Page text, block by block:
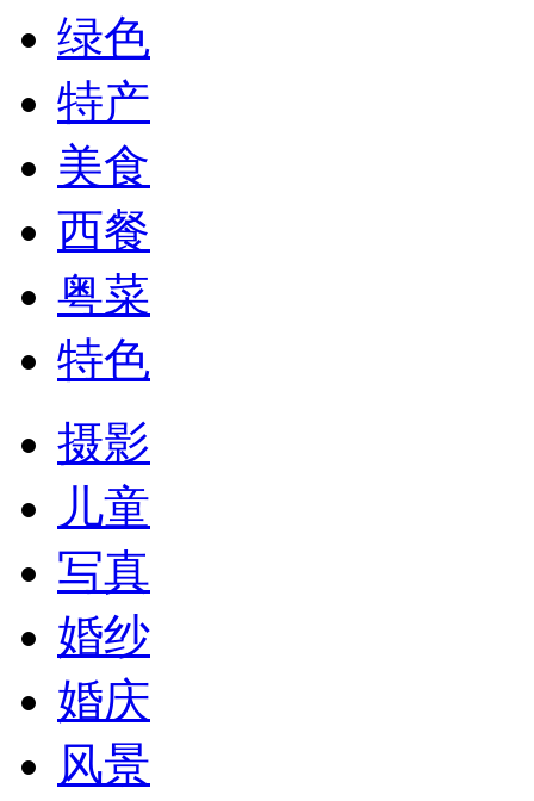
绿色
特产
美食
西餐
粤菜
特色
摄影
儿童
写真
婚纱
婚庆
风景